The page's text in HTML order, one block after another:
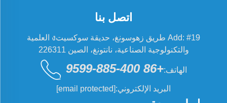
اتصل بنا
Add: #19 طريق زهوسونغ، حديقة سوكسيتง العلمية
والتكنولوجية الصناعية، نانتونغ، الصين 226311
الهاتف:+86 400-885-9599
البريد الإلكتروني: